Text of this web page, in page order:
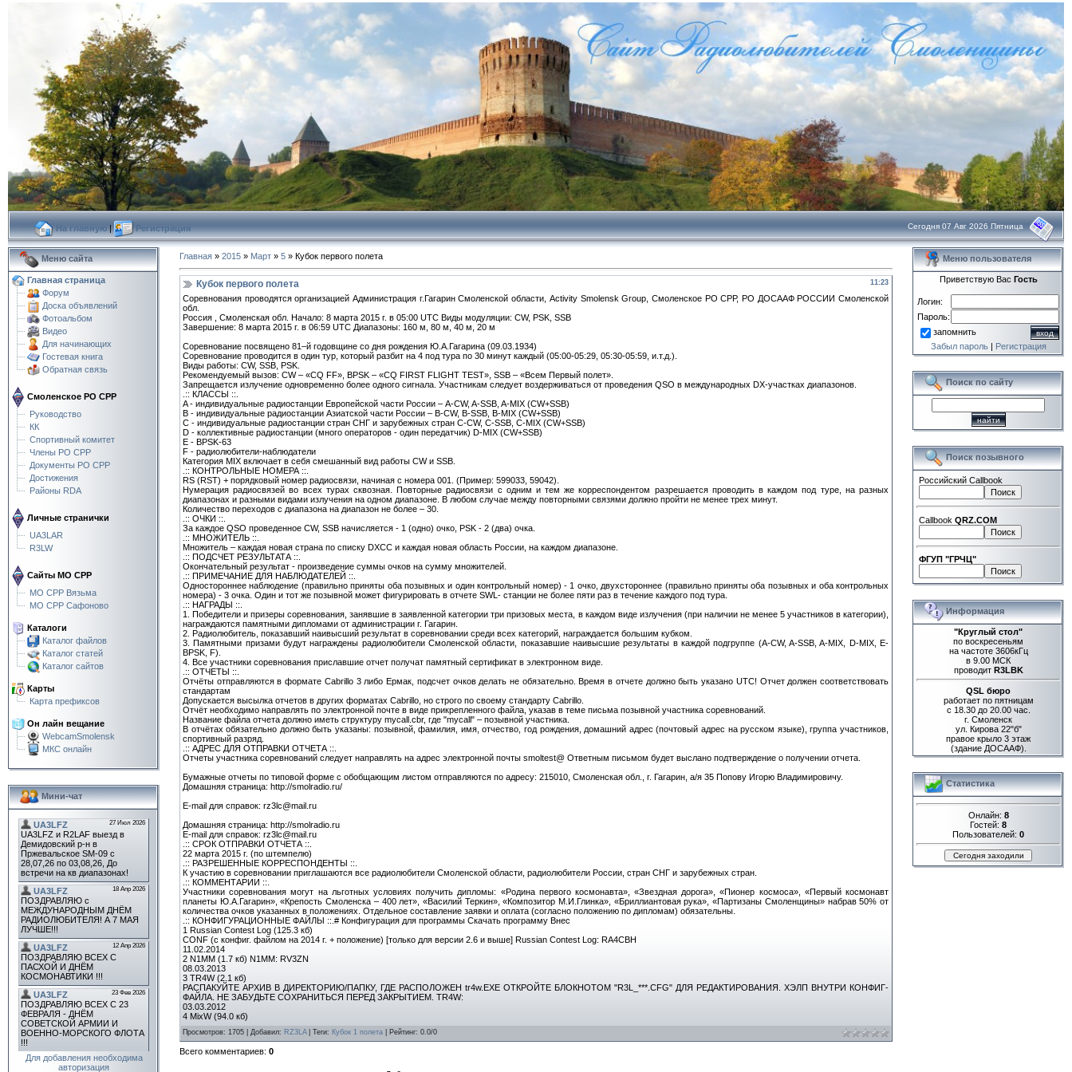
На главную| Регистрация Сегодня 07 Авг 2026 Пятница
Меню сайта
Главная страница
Форум
Доска объявлений
Фотоальбом
Видео
Для начинающих
Гостевая книга
Обратная связь
Смоленское РО СРР
Руководство
КК
Спортивный комитет
Члены РО СРР
Документы РО СРР
Достижения
Районы RDA
Личные странички
UA3LAR
R3LW
Сайты МО СРР
МО СРР Вязьма
МО СРР Сафоново
Каталоги
Каталог файлов
Каталог статей
Каталог сайтов
Карты
Карта префиксов
Он лайн вещание
WebcamSmolensk
МКС онлайн
Мини-чат
Для добавления необходима
авторизация
Главная » 2015 » Март » 5 » Кубок первого полета
11:23
Кубок первого полета
Соревнования проводятся организацией Администрация г.Гагарин Смоленской области, Activity Smolensk Group, Смоленское РО СРР, РО ДОСААФ РОССИИ Смоленской
обл.
Россия , Смоленская обл. Начало: 8 марта 2015 г. в 05:00 UTC Виды модуляции: CW, PSK, SSB
Завершение: 8 марта 2015 г. в 06:59 UTC Диапазоны: 160 м, 80 м, 40 м, 20 м
Соревнование посвящено 81–й годовщине со дня рождения Ю.А.Гагарина (09.03.1934)
Соревнование проводится в один тур, который разбит на 4 под тура по 30 минут каждый (05:00-05:29, 05:30-05:59, и.т.д.).
Виды работы: CW, SSB, PSK.
Рекомендуемый вызов: CW – «CQ FF», BPSK – «CQ FIRST FLIGHT TEST», SSB – «Всем Первый полет».
Запрещается излучение одновременно более одного сигнала. Участникам следует воздерживаться от проведения QSO в международных DX-участках диапазонов.
.:: КЛАССЫ ::.
A - индивидуальные радиостанции Европейской части России – A-CW, A-SSB, A-MIX (CW+SSB)
B - индивидуальные радиостанции Азиатской части России – B-CW, B-SSB, B-MIX (CW+SSB)
C - индивидуальные радиостанции стран СНГ и зарубежных стран C-CW, C-SSB, C-MIX (CW+SSB)
D - коллективные радиостанции (много операторов - один передатчик) D-MIX (CW+SSB)
E - BPSK-63
F - радиолюбители-наблюдатели
Категория MIX включает в себя смешанный вид работы CW и SSB.
.:: КОНТРОЛЬНЫЕ НОМЕРА ::.
RS (RST) + порядковый номер радиосвязи, начиная с номера 001. (Пример: 599033, 59042).
Нумерация радиосвязей во всех турах сквозная. Повторные радиосвязи с одним и тем же корреспондентом разрешается проводить в каждом под туре, на разных
диапазонах и разными видами излучения на одном диапазоне. В любом случае между повторными связями должно пройти не менее трех минут.
Количество переходов с диапазона на диапазон не более – 30.
.:: ОЧКИ ::.
За каждое QSO проведенное CW, SSB начисляется - 1 (одно) очко, PSK - 2 (два) очка.
.:: МНОЖИТЕЛЬ ::.
Множитель – каждая новая страна по списку DXCC и каждая новая область России, на каждом диапазоне.
.:: ПОДСЧЕТ РЕЗУЛЬТАТА ::.
Окончательный результат - произведение суммы очков на сумму множителей.
.:: ПРИМЕЧАНИЕ ДЛЯ НАБЛЮДАТЕЛЕЙ ::.
Одностороннее наблюдение (правильно приняты оба позывных и один контрольный номер) - 1 очко, двухстороннее (правильно приняты оба позывных и оба контрольных
номера) - 3 очка. Один и тот же позывной может фигурировать в отчете SWL- станции не более пяти раз в течение каждого под тура.
.:: НАГРАДЫ ::.
1. Победители и призеры соревнования, занявшие в заявленной категории три призовых места, в каждом виде излучения (при наличии не менее 5 участников в категории),
награждаются памятными дипломами от администрации г. Гагарин.
2. Радиолюбитель, показавший наивысший результат в соревновании среди всех категорий, награждается большим кубком.
3. Памятными призами будут награждены радиолюбители Смоленской области, показавшие наивысшие результаты в каждой подгруппе (A-CW, A-SSB, A-MIX, D-MIX, E-
BPSK, F).
4. Все участники соревнования приславшие отчет получат памятный сертификат в электронном виде.
.:: ОТЧЕТЫ ::.
Отчёты отправляются в формате Cabrillo 3 либо Ермак, подсчет очков делать не обязательно. Время в отчете должно быть указано UTC! Отчет должен соответствовать
стандартам
Допускается высылка отчетов в других форматах Cabrillo, но строго по своему стандарту Cabrillo.
Отчёт необходимо направлять по электронной почте в виде прикрепленного файла, указав в теме письма позывной участника соревнований.
Название файла отчета должно иметь структуру mycall.cbr, где "mycall" – позывной участника.
В отчётах обязательно должно быть указаны: позывной, фамилия, имя, отчество, год рождения, домашний адрес (почтовый адрес на русском языке), группа участников,
спортивный разряд.
.:: АДРЕС ДЛЯ ОТПРАВКИ ОТЧЕТА ::.
Отчеты участника соревнований следует направлять на адрес электронной почты smoltest@ Ответным письмом будет выслано подтверждение о получении отчета.
Бумажные отчеты по типовой форме с обобщающим листом отправляются по адресу: 215010, Смоленская обл., г. Гагарин, а/я 35 Попову Игорю Владимировичу.
Домашняя страница: http://smolradio.ru/
E-mail для справок: rz3lc@mail.ru
Домашняя страница: http://smolradio.ru
E-mail для справок: rz3lc@mail.ru
.:: СРОК ОТПРАВКИ ОТЧЕТА ::.
22 марта 2015 г. (по штемпелю)
.:: РАЗРЕШЕННЫЕ КОРРЕСПОНДЕНТЫ ::.
К участию в соревновании приглашаются все радиолюбители Смоленской области, радиолюбители России, стран СНГ и зарубежных стран.
.:: КОММЕНТАРИИ ::.
Участники соревнования могут на льготных условиях получить дипломы: «Родина первого космонавта», «Звездная дорога», «Пионер космоса», «Первый космонавт
планеты Ю.А.Гагарин», «Крепость Смоленска – 400 лет», «Василий Теркин», «Композитор М.И.Глинка», «Бриллиантовая рука», «Партизаны Смоленщины» набрав 50% от
количества очков указанных в положениях. Отдельное составление заявки и оплата (согласно положению по дипломам) обязательны.
.:: КОНФИГУРАЦИОННЫЕ ФАЙЛЫ ::.# Конфигурация для программы Скачать программу Внес
1 Russian Contest Log (125.3 кб)
CONF (с конфиг. файлом на 2014 г. + положение) [только для версии 2.6 и выше] Russian Contest Log: RA4CBH
11.02.2014
2 N1MM (1.7 кб) N1MM: RV3ZN
08.03.2013
3 TR4W (2.1 кб)
РАСПАКУЙТЕ АРХИВ В ДИРЕКТОРИЮ/ПАПКУ, ГДЕ РАСПОЛОЖЕН tr4w.EXE ОТКРОЙТЕ БЛОКНОТОМ "R3L_***.CFG" ДЛЯ РЕДАКТИРОВАНИЯ. ХЭЛП ВНУТРИ КОНФИГ-
ФАЙЛА. НЕ ЗАБУДЬТЕ СОХРАНИТЬСЯ ПЕРЕД ЗАКРЫТИЕМ. TR4W:
03.03.2012
4 MixW (94.0 кб)
Просмотров: 1705 Добавил: RZ3LA Теги: Кубок 1 полета Рейтинг: 0.0/0
Всего комментариев: 0
Меню пользователя
Приветствую Вас Гость
Логин:
Пароль:
запомнить
Забыл пароль| Регистрация
Поиск по сайту
Поиск позывного
Российский Callbook
Callbook QRZ.COM
ФГУП "ГРЧЦ"
Информация
"Круглый стол"
по воскресеньям
на частоте 3606кГц
в 9.00 МСК
проводит R3LBK
QSL бюро
работает по пятницам
с 18.30 до 20.00 час.
г. Смоленск
ул. Кирова 22"б"
правое крыло 3 этаж
(здание ДОСААФ).
Статистика
Онлайн: 8
Гостей: 8
Пользователей: 0